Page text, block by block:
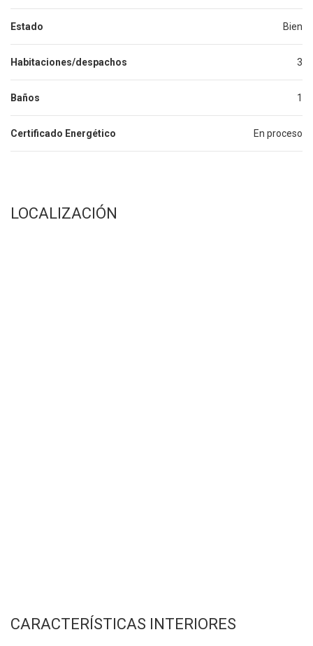
Estado Bien
Habitaciones/despachos 3
Baños 1
Certificado Energético En proceso
LOCALIZACIÓN
CARACTERÍSTICAS INTERIORES